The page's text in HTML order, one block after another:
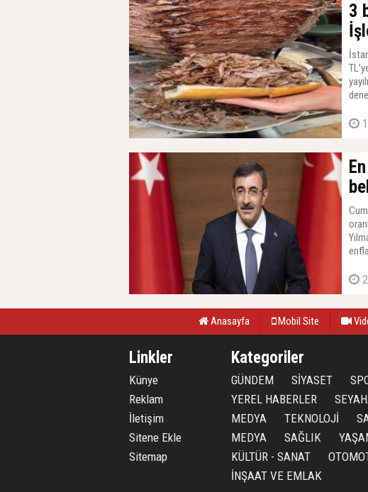
3
bir
Anasayfa Mobil Site
Linkler
Künye
Reklam
İletişim
Sitene Ekle
Sitemap
Kategoriler
GÜNDEM SİYASET
YEREL HABERLER
MEDYA
TEKNOLOJİ
MEDYA
SAĞLIK
KÜLTÜR - SANAT
İNŞAAT VE EMLAK